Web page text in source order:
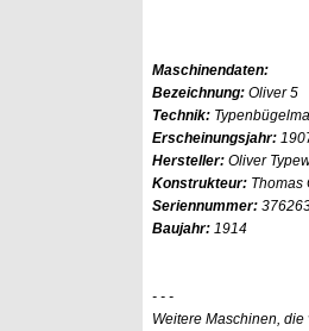
Maschinendaten:
Bezeichnung: Oliver 5
Technik:
Erscheinungsjahr:
Hersteller: Oliver
Konstrukteur: Thomas
Seriennummer:
Baujahr: 1914
- - -
Weitere Maschinen,